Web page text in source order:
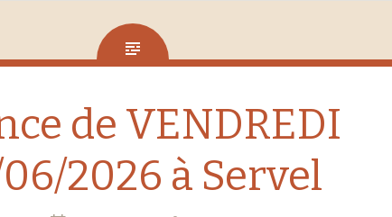
de VENDREDI
2026 à Servel